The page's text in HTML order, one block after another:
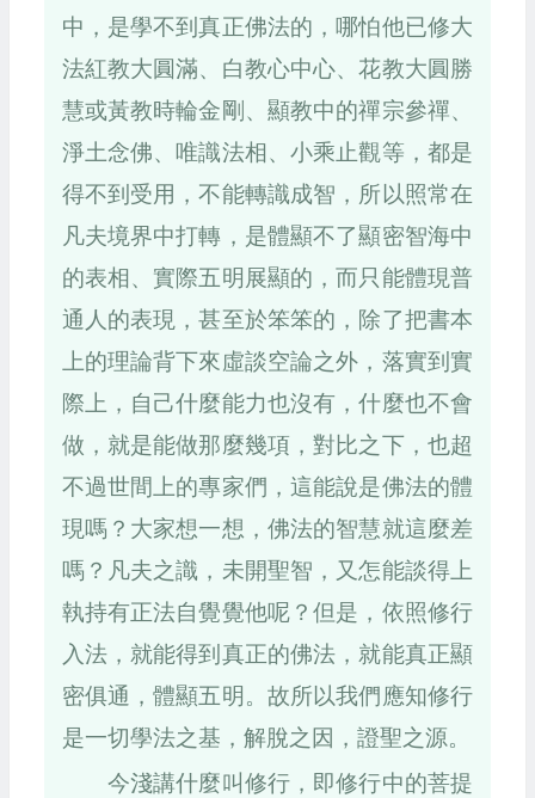
中，是學不到真正佛法的，哪怕他已修大
法紅教大圓滿、白教心中心、花教大圓勝
慧或黃教時輪金剛、顯教中的禪宗參禪、
淨土念佛、唯識法相、小乘止觀等，都是
得不到受用，不能轉識成智，所以照常在
凡夫境界中打轉，是體顯不了顯密智海中
的表相、實際五明展顯的，而只能體現普
通人的表現，甚至於笨笨的，除了把書本
上的理論背下來虛談空論之外，落實到實
際上，自己什麼能力也沒有，什麼也不會
做，就是能做那麼幾項，對比之下，也超
不過世間上的專家們，這能說是佛法的體
現嗎？大家想一想，佛法的智慧就這麼差
嗎？凡夫之識，未開聖智，又怎能談得上
執持有正法自覺覺他呢？但是，依照修行
入法，就能得到真正的佛法，就能真正顯
密俱通，體顯五明。故所以我們應知修行
是一切學法之基，解脫之因，證聖之源。
今淺講什麼叫修行，即修行中的菩提